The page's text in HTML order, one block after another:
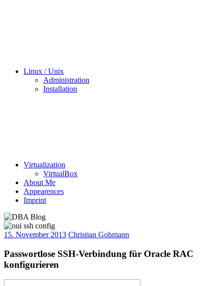
Linux / Unix
Administration
Installation
Virtualization
VirtualBox
About Me
Appearences
Imprint
15. November 2013 Christian Gohmann
Passwortlose SSH-Verbindung für Oracle RAC
konfigurieren